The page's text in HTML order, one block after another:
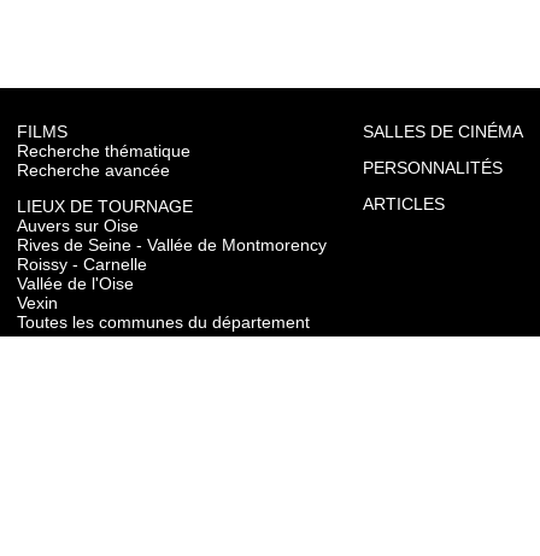
FILMS
Recherche thématique
Recherche avancée
LIEUX DE TOURNAGE
Auvers sur Oise
Rives de Seine - Vallée de Montmorency
Roissy - Carnelle
Vallée de l'Oise
Vexin
Toutes les communes du département
SALLES DE CINÉMA
PERSONNALITÉS
ARTICLES